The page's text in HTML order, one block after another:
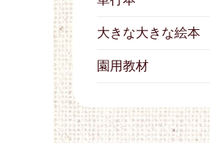
大きな大きな絵本
園用教材